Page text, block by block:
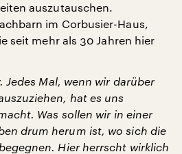
auszutauschen.
im Corbusier-Haus,
seit mehr als 30 Jahren hier
Jedes Mal, wenn wir darüber
hat es uns
Was sollen wir in einer
drum herum ist, wo sich die
Hier herrscht wirklich